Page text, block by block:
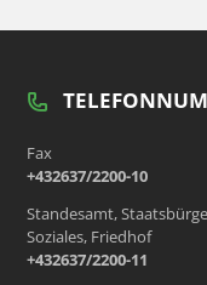
Fax
+432637/2200-10
Standesamt,
Soziales, Friedhof
+432637/2200-11